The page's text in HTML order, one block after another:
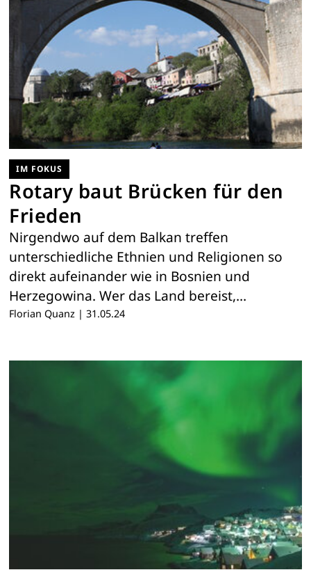
IM FOKUS
Rotary baut Brücken für den
Frieden
Nirgendwo auf dem Balkan treffen
unterschiedliche Ethnien und Religionen so
direkt aufeinander wie in Bosnien und
Herzegowina. Wer das Land bereist,…
Florian Quanz | 31.05.24